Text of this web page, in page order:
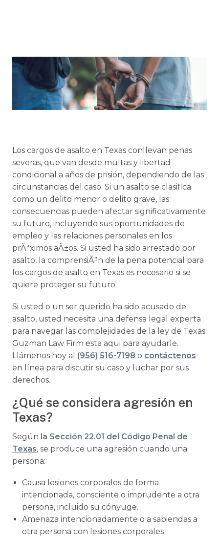
Los cargos de asalto en Texas conllevan penas
severas, que van desde multas y libertad
condicional a años de prisión, dependiendo de las
circunstancias del caso. Si un asalto se clasifica
como un delito menor o delito grave, las
consecuencias pueden afectar significativamente
su futuro, incluyendo sus oportunidades de
empleo y las relaciones personales en los
prÃ³ximos aÃ±os. Si usted ha sido arrestado por
asalto, la comprensiÃ³n de la pena potencial para
los cargos de asalto en Texas es necesario si se
quiere proteger su futuro.
Si usted o un ser querido ha sido acusado de
asalto, usted necesita una defensa legal experta
para navegar las complejidades de la ley de Texas.
Guzman Law Firm esta aqui para ayudarle.
Llámenos hoy al (956) 516-7198 o contáctenos
en línea para discutir su caso y luchar por sus
derechos.
¿Qué se considera agresión en
Texas?
Según la Sección 22.01 del Código Penal de
Texas, se produce una agresión cuando una
persona:
Causa lesiones corporales de forma
intencionada, consciente o imprudente a otra
persona, incluido su cónyuge.
Amenaza intencionadamente o a sabiendas a
otra persona con lesiones corporales